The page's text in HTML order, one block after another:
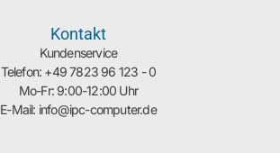
Kontakt
Kundenservice
Telefon: +49 7823 96 123 - 0
Mo-Fr: 9:00-12:00 Uhr
E-Mail: info@ipc-computer.de